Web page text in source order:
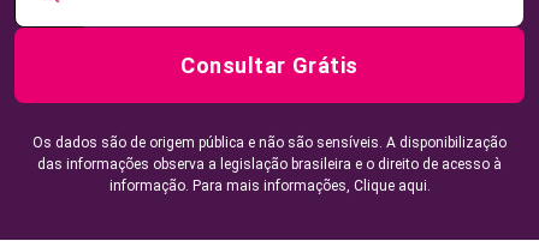
Consultar Grátis
Os dados são de origem pública e não são sensíveis. A disponibilização
das informações observa a legislação brasileira e o direito de acesso à
informação. Para mais informações, Clique aqui.